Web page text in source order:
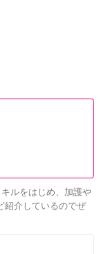
ルをはじめ、加護や
紹介しているのでぜ